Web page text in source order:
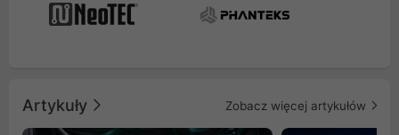
Artykuły Zobacz więcej artykułów